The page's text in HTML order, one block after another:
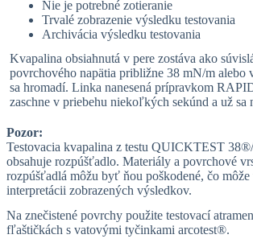
Nie je potrebné zotieranie
Trvalé zobrazenie výsledku testovania
Archivácia výsledku testovania
Kvapalina obsiahnutá v pere zostáva ako
povrchového napätia približne 38 mN/m alebo
sa hromadí. Linka nanesená prípravkom
zaschne v priebehu niekoľkých sekúnd a už sa
Pozor:
Testovacia kvapalina z testu QUICKTEST
obsahuje rozpúšťadlo. Materiály a povrchové
rozpúšťadlá môžu byť ňou poškodené, čo
interpretácii zobrazených výsledkov.
Na znečistené povrchy použite testovací
fľaštičkách s vatovými tyčinkami arcotest®.